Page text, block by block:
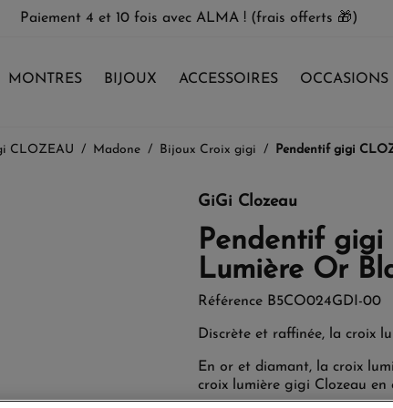
Paiement 4 et 10 fois avec ALMA ! (frais offerts 🎁)
MONTRES BIJOUX ACCESSOIRES OCCASIONS
CLOZEAU Madone Bijoux Croix gigi Pendentif gigi
GiGi Clozeau
Pendentif gigi
Lumière Or
Référence B5CO024GDI-00
Discrète et raffinée, la croix
En or et diamant, la croix
croix lumière gigi Clozeau en